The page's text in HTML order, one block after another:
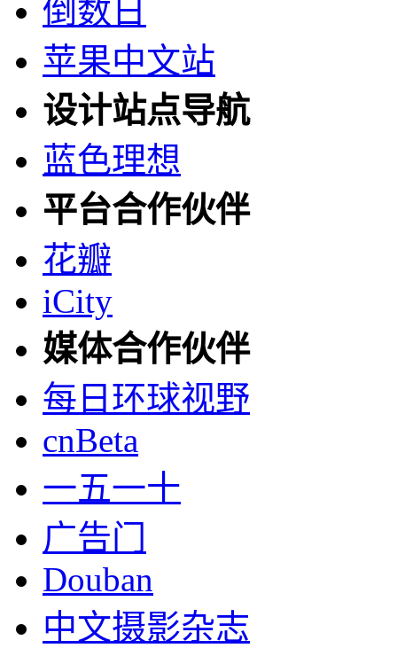
倒数日
苹果中文站
设计站点导航
蓝色理想
平台合作伙伴
花瓣
iCity
媒体合作伙伴
每日环球视野
cnBeta
一五一十
广告门
Douban
中文摄影杂志